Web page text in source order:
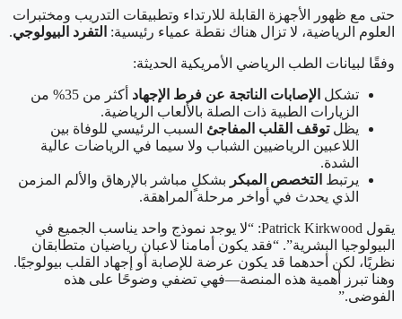
حتى مع ظهور الأجهزة القابلة للارتداء وتطبيقات التدريب ومختبرات
العلوم الرياضية، لا تزال هناك نقطة عمياء رئيسية: التفرد البيولوجي.
وفقًا لبيانات الطب الرياضي الأمريكية الحديثة:
تشكل الإصابات الناتجة عن فرط الإجهاد
أكثر من 35% من
الزيارات الطبية ذات الصلة بالألعاب الرياضية.
يظل توقف القلب المفاجئ السبب الرئيسي للوفاة بين
اللاعبين الرياضيين الشباب ولا سيما في الرياضات عالية
الشدة.
يرتبط التخصص المبكر بشكلٍ مباشر بالإرهاق والألم المزمن
الذي يحدث في أواخر مرحلة المراهقة.
يقول Patrick Kirkwood: “لا يوجد نموذج واحد يناسب الجميع في
البيولوجيا البشرية”. “فقد يكون أمامنا لاعبان رياضيان متطابقان
نظريًا، لكن أحدهما قد يكون عرضة للإصابة أو إجهاد القلب بيولوجيًا.
وهنا تبرز أهمية هذه المنصة—فهي تضفي وضوحًا على هذه
الفوضى.”